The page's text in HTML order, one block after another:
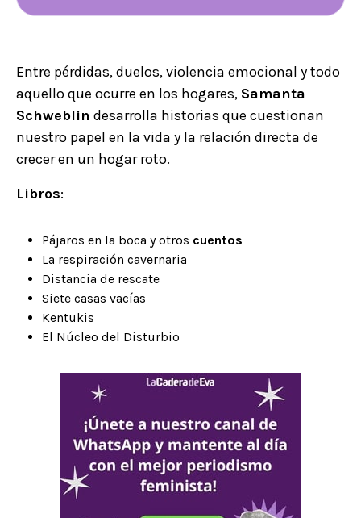
Entre pérdidas, duelos, violencia emocional y todo
aquello que ocurre en los hogares, Samanta
Schweblin desarrolla historias que cuestionan
nuestro papel en la vida y la relación directa de
crecer en un hogar roto.
Libros:
Pájaros en la boca y otros cuentos
La respiración cavernaria
Distancia de rescate
Siete casas vacías
Kentukis
El Núcleo del Disturbio